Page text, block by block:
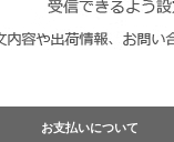
お支払いについて